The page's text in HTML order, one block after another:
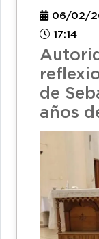
06/02/
17:14
de
años